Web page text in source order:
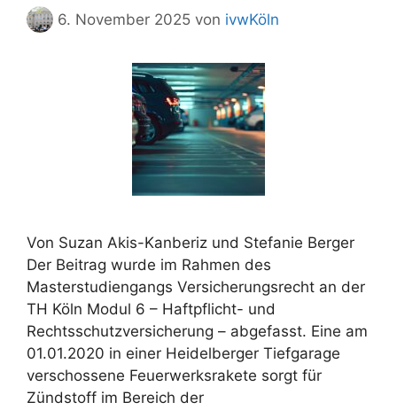
6. November 2025 von ivwKöln
Von Suzan Akis-Kanberiz und Stefanie Berger
Der Beitrag wurde im Rahmen des
Masterstudiengangs Versicherungsrecht an der
TH Köln Modul 6 – Haftpflicht- und
Rechtsschutzversicherung – abgefasst. Eine am
01.01.2020 in einer Heidelberger Tiefgarage
verschossene Feuerwerksrakete sorgt für
Zündstoff im Bereich der